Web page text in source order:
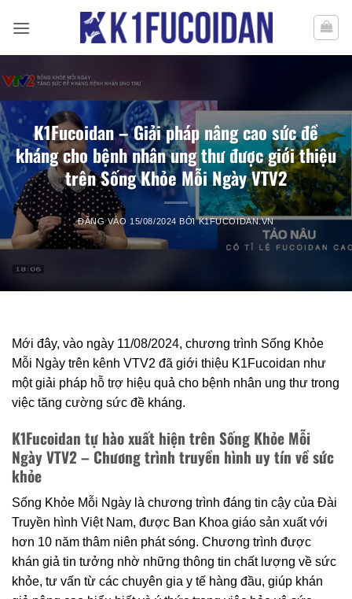
qua
K1Fucoidan – Giải pháp nâng cao sức đề
kháng cho bệnh nhân ung thư được giới thiệu
trên Sống Khỏe Mỗi Ngày VTV2
ĐĂNG VÀO 15/08/2024 BỞIK1FUCOIDAN.VN
Mới đây, vào ngày 11/08/2024, chương trình Sống Khỏe
Mỗi Ngày trên kênh VTV2 đã giới thiệu K1Fucoidan như
một giải pháp hỗ trợ hiệu quả cho bệnh nhân ung thư trong
việc tăng cường sức đề kháng.
K1Fucoidan tự hào xuất hiện trên Sống Khỏe Mỗi
Ngày VTV2 – Chương trình truyền hình uy tín về sức
khỏe
Sống Khỏe Mỗi Ngày là chương trình đáng tin cậy của Đài
Truyền hình Việt Nam, được Ban Khoa giáo sản xuất với
hơn 10 năm thâm niên phát sóng. Chương trình được
khán giả tin tưởng nhờ những thông tin chất lượng về sức
khỏe, tư vấn từ các chuyên gia y tế hàng đầu, giúp khán